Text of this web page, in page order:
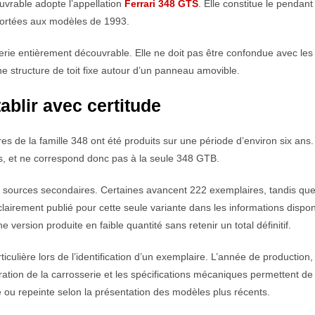
adopte l’appellation Ferrari 348 GTS . Elle constitue le
aux modèles de 1993.
entièrement découvrable. Elle ne doit pas être confondue avec les
structure de toit fixe autour d’un panneau amovible.
avec certitude
de la famille 348 ont été produits sur une période d’environ six
et ne correspond donc pas à la seule 348 GTB.
secondaires. Certaines avancent 222 exemplaires, tandis que
publié pour cette seule variante dans les informations
version produite en faible quantité sans retenir un total définitif.
lors de l’identification d’un exemplaire. L’année de production,
de la carrosserie et les spécifications mécaniques permettent de
repeinte selon la présentation des modèles plus récents.